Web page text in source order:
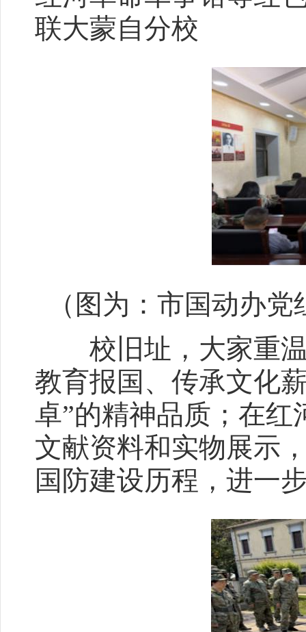
联大蒙自分校
（图为：市国动办
校旧址，大家重温
教育报国、传承文化
卓”的精神品质；在
文献资料和实物展示
国防建设历程，进一